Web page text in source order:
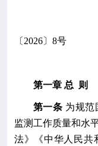
科普园地
学术期刊
在线互动
国
〔2026〕 8号
第一章 总 则
第一条 为规范
监测工作质量和水平
法》《中华人民共